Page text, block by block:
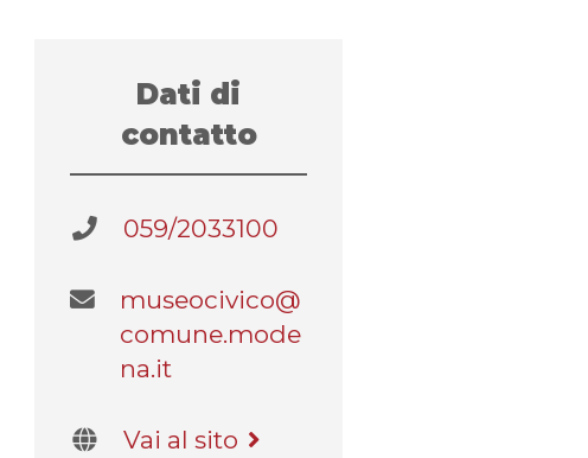
Dati di
contatto
059/2033100
museocivico@
comune.mode
na.it
Vai al sito